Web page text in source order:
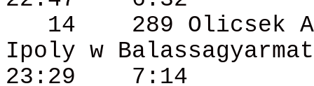
14
289 Olicsek
Ipoly w Balassagyarmat
23:29
7:14